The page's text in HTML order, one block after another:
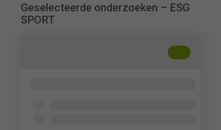
Geselecteerde onderzoeken – ESG
SPORT